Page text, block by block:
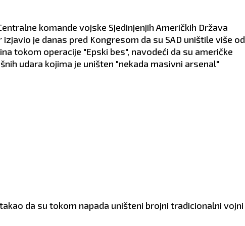
komande vojske Sjedinjenjih Američkih Država
izjavio je danas pred Kongresom da su SAD uništile više od
tokom operacije "Epski bes", navodeći da su američke
udara kojima je uništen "nekada masivni arsenal"
da su tokom napada uništeni brojni tradicionalni vojni